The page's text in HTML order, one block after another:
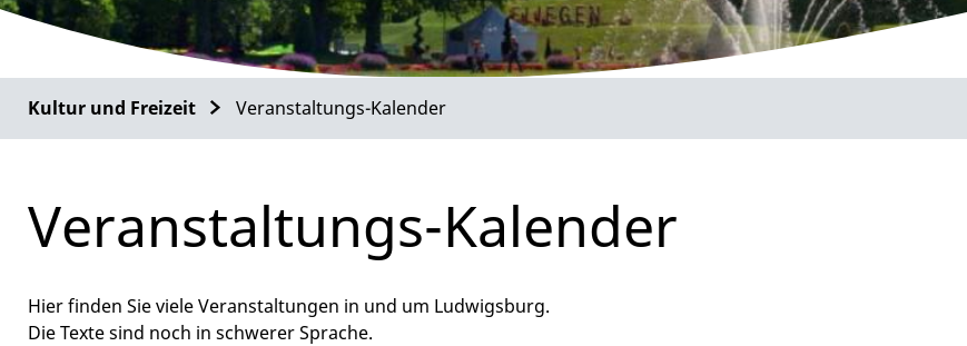
Kultur und Freizeit Veranstaltungs-Kalender
Veranstaltungs-Kalender
Hier finden Sie viele Veranstaltungen in und um Ludwigsburg.
Die Texte sind noch in schwerer Sprache.